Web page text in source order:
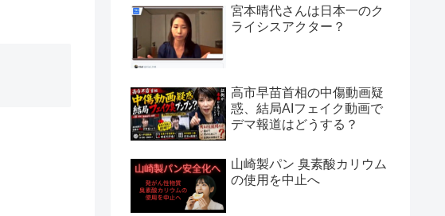
宮本晴代さんは日本一のク
ライシスアクター？
高市早苗首相の中傷動画疑
惑、結局AIフェイク動画で
デマ報道はどうする？
山崎製パン 臭素酸カリウム
の使用を中止へ